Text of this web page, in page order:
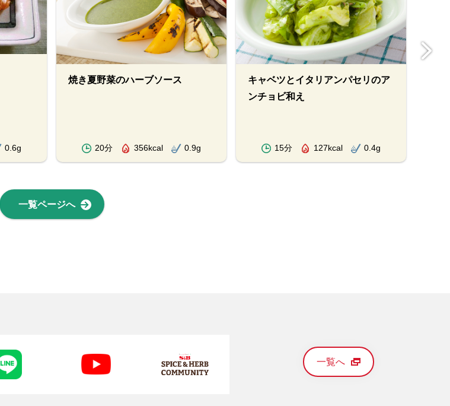
0.6g
焼き夏野菜のハーブソース
20分 356kcal 0.9g
キャベツとイタリアンパセリのア
ンチョビ和え
15分 127kcal 0.4g
一覧ページへ
一覧へ